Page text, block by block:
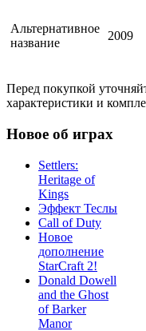
Альтернативное
название
2009
Перед покупкой
характеристики и
Новое об играх
Settlers:
Heritage of
Kings
Эффект Теслы
Call of Duty
Новое
дополнение
StarCraft 2!
Donald Dowell
and the Ghost
of Barker
Manor